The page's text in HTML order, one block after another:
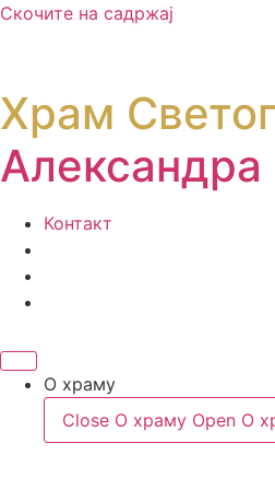
Скочите на садржај
Храм Светог
Александра
Контакт
О храму
Close О храму Open О